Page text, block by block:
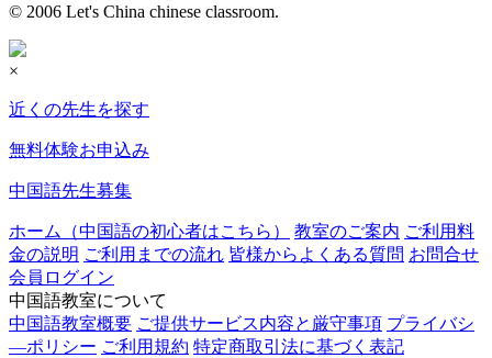
© 2006 Let's China chinese classroom.
×
近くの先生を探す
無料体験お申込み
中国語先生募集
ホーム（中国語の初心者はこちら） 教室のご案内 ご利用料
金の説明 ご利用までの流れ 皆様からよくある質問 お問合せ
会員ログイン
中国語教室について
中国語教室概要 ご提供サービス内容と厳守事項 プライバシ
―ポリシー ご利用規約 特定商取引法に基づく表記